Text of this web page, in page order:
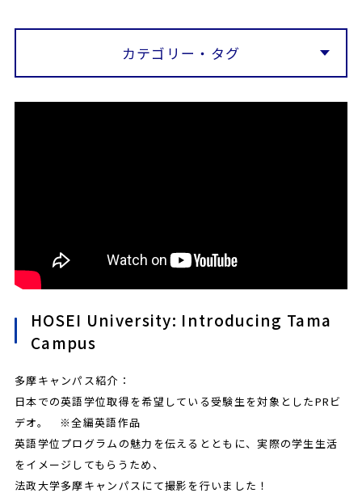
カテゴリー・タグ
HOSEI University: Introducing Tama
Campus
多摩キャンパス紹介：
日本での英語学位取得を希望している受験生を対象としたPRビ
デオ。 ※全編英語作品
英語学位プログラムの魅力を伝えるとともに、実際の学生生活
をイメージしてもらうため、
法政大学多摩キャンパスにて撮影を行いました！